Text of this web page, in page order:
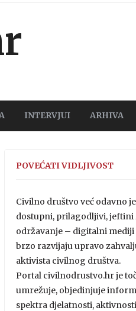
INTERVJUI ARHIVA
POVEĆATI VIDLJIVOST
Civilno društvo već odavno
dostupni, prilagodljivi, jeftini
održavanje – digitalni mediji
brzo razvijaju upravo
aktivista civilnog društva.
Portal civilnodrustvo.hr je
umrežuje, objedinjuje
spektra djelatnosti,